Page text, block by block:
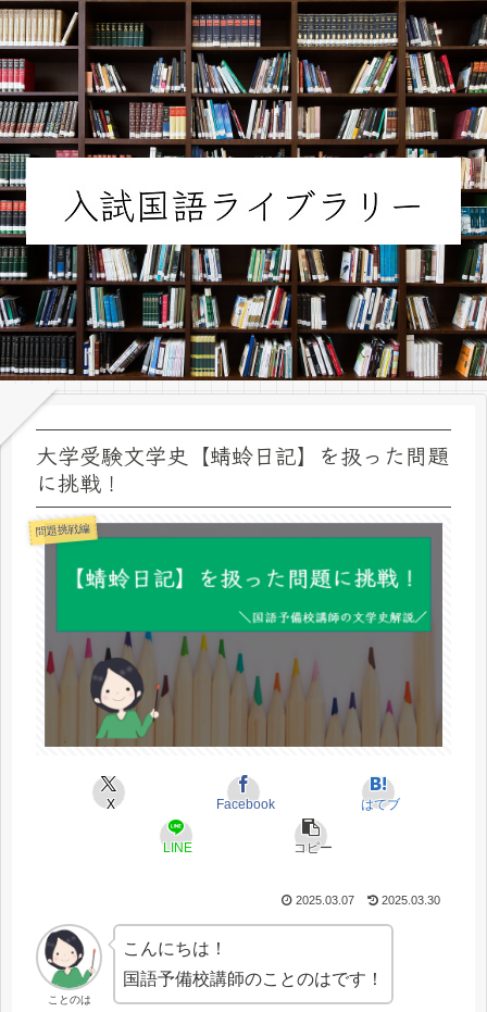
大学受験文学史【蜻蛉日記】を扱った問題
に挑戦！
問題挑戦編
X Facebook はてブ
LINE コピー
2025.03.07 2025.03.30
ことのは
こんにちは！
国語予備校講師のことのはです！